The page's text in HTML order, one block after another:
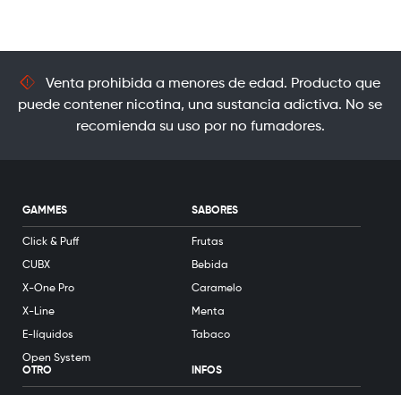
Venta prohibida a menores de edad. Producto que
puede contener nicotina, una sustancia adictiva. No se
recomienda su uso por no fumadores.
GAMMES
Click & Puff
CUBX
X-One Pro
X-Line
E-líquidos
Open System
SABORES
Frutas
Bebida
Caramelo
Menta
Tabaco
OTRO INFOS